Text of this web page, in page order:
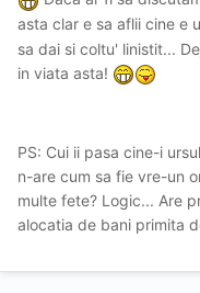
asta clar e sa aflii cine e
sa dai si coltu' linistit...
in viata asta!
PS: Cui ii pasa cine-i
n-are cum sa fie vre-un
multe fete? Logic... Are
alocatia de bani primita